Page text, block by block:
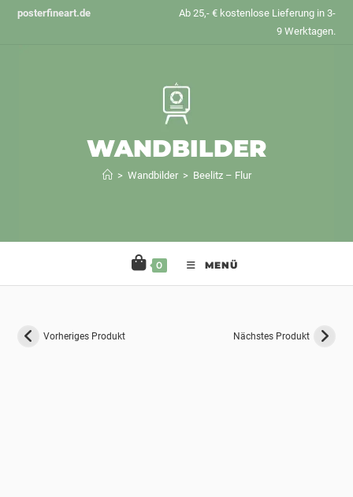
Zumposterfineart.de
Ab 25,- € kostenlose Lieferung in 3-
9 Werktagen.
WANDBILDER
> Wandbilder > Beelitz – Flur
0 MENÜ
Vorheriges Produkt Nächstes Produkt